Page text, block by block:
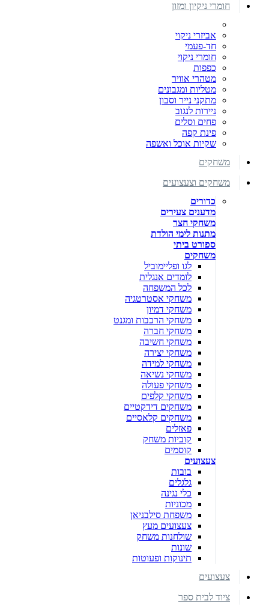
חומרי ניקיון ומזון
אביזרי ניקוי
חד-פעמי
חומרי ניקוי
כפפות
מטהרי אוויר
מטליות ומגבונים
מתקני נייר וסבון
ניירות לנגוב
פחים וסלים
פינת קפה
שקיות אוכל ואשפה
משחקים
משחקים וצעצועים
כדורים
מדענים צעירים
משחקי חצר
מתנות לימי הולדת
ספורט ביתי
משחקים
לגו ופליימוביל
לומדים אנגלית
לכל המשפחה
משחקי אסטרטגיה
משחקי דמיון
משחקי הרכבות ומגנט
משחקי חברה
משחקי חשיבה
משחקי יצירה
משחקי למידה
משחקי נשיאה
משחקי פעולה
משחקי קלפים
משחקים דידקטיים
משחקים קלאסיים
פאזלים
קוביות משחק
קוסמים
צעצועים
בובות
גלגלים
כלי נגינה
מכוניות
משפחת סילבניאן
צעצועים מעץ
שולחנות משחק
שונות
תינוקות ופעוטות
צעצועים
ציוד לבית ספר